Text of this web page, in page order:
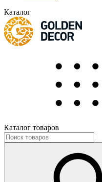
Каталог
Каталог товаров